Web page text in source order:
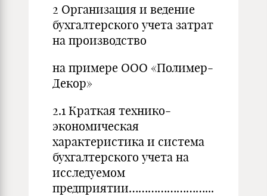
2 Организация и ведение
бухгалтерского учета затрат
на производство
на примере ООО «Полимер-
Декор»
2.1 Краткая технико-
экономическая
характеристика и система
бухгалтерского учета на
исследуемом
предприятии……………………...